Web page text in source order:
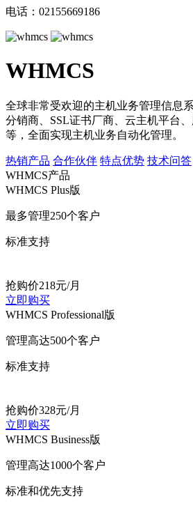
电话：02155669186
WHMCS
全球非常受欢迎的主机业务管理信息
分销商、SSL证书厂商、云主机平台
等，全面实现主机业务自动化管理。
热销产品 合作伙伴 特点优势 技术问答
WHMCS产品
WHMCS Plus版
最多管理250个客户
标准支持
抢购价218元/月
立即购买
WHMCS Professional版
管理高达500个客户
标准支持
抢购价328元/月
立即购买
WHMCS Business版
管理高达1000个客户
标准和优先支持